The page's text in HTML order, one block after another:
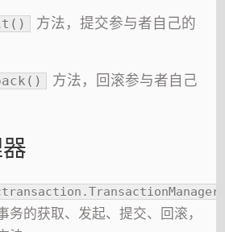
方法，提交参与者自己的
方法，回滚参与者自己
务的获取、发起、提交、回滚，